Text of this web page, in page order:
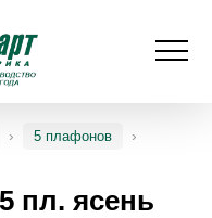
5 плафонов
пл. ясень